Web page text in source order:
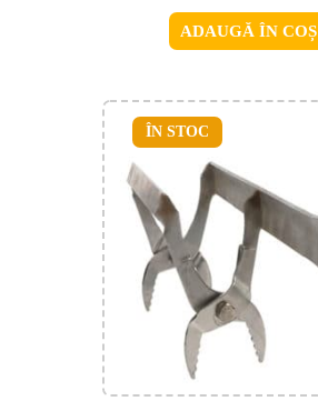
ADAUGĂ ÎN COȘ
ÎN STOC